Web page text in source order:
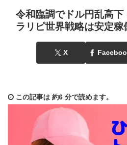
令和臨調でドル円乱高下
ラリピ世界戦略は安定稼
X
この記事は 約6 分で読めます。